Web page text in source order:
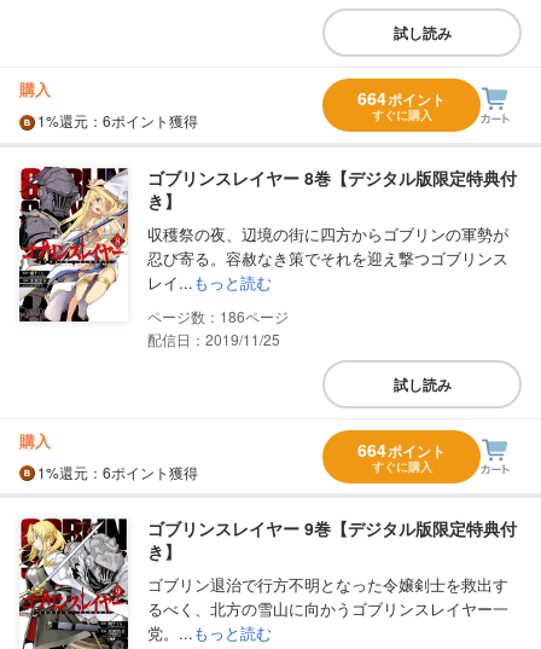
試し読み
購入
1%還元 ：6ポイント獲得
664ポイント
すぐに購入
ゴブリンスレイヤー 8巻【デジタル版限定特典付
き】
収穫祭の夜、辺境の街に四方からゴブリンの軍勢が
忍び寄る。容赦なき策でそれを迎え撃つゴブリンス
レイ...もっと読む
186
配信日：2019/11/25
試し読み
購入
1%還元 ：6ポイント獲得
664ポイント
すぐに購入
ゴブリンスレイヤー 9巻【デジタル版限定特典付
き】
ゴブリン退治で行方不明となった令嬢剣士を救出す
るべく、北方の雪山に向かうゴブリンスレイヤー一
党。...もっと読む